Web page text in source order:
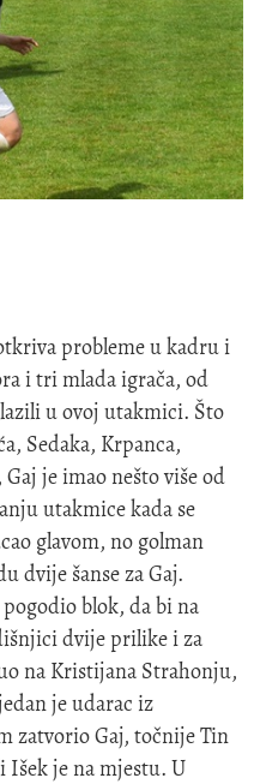
probleme u kadru i
i tri mlada igrača, od
u ovoj utakmici. Što
Sedaka, Krpanca,
je imao nešto više od
utakmice kada se
glavom, no golman
dvije šanse za Gaj.
blok, da bi na
dvije prilike i za
na Kristijana Strahonju,
je udarac iz
zatvorio Gaj, točnije Tin
Išek je na mjestu. U